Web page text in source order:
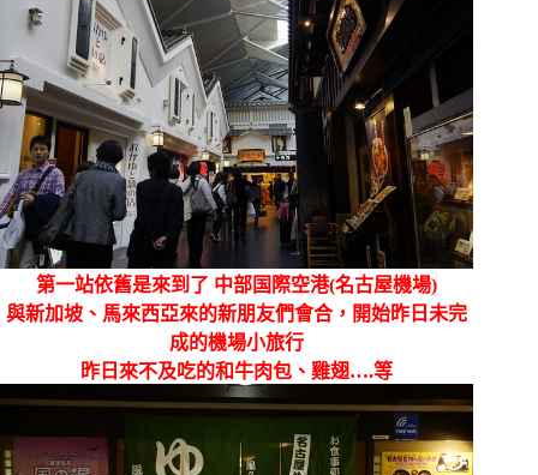
第一站依舊是來到了 中部国際空港(名古屋機場)
與新加坡、馬來西亞來的新朋友們會合，開始昨日未完
成的機場小旅行
昨日來不及吃的和牛肉包、雞翅….等